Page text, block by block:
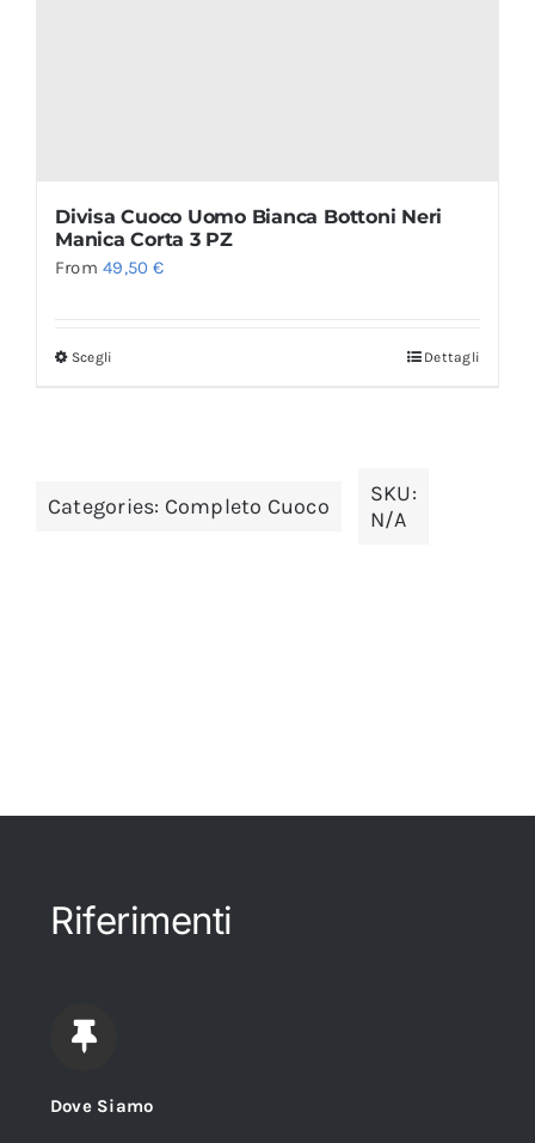
Divisa Cuoco Uomo Bianca Bottoni Neri
Manica Corta 3 PZ
From49,50€
Scegli Dettagli
Categories: Completo Cuoco
SKU:
N/A
Riferimenti
Dove Siamo